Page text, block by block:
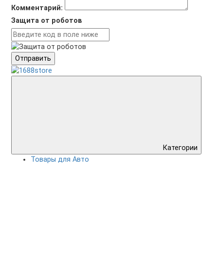
Комментарий:
Защита от роботов
Отправить
Категории
Товары для Авто